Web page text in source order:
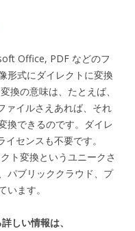
Office, PDF などのフ
形式にダイレクトに変換
換の意味は、たとえば、
イルさえあれば、それ
換できるのです。ダイレ
センスも不要です。
ト変換というユニークさ
パブリッククラウド、プ
ます。
い情報は、